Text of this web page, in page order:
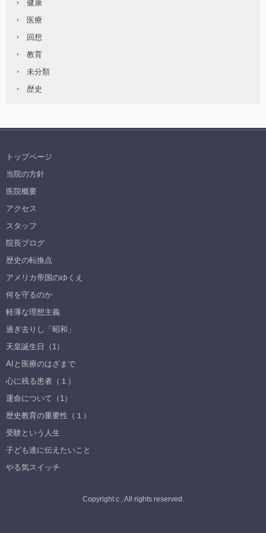
健康
医療
回想
教育
未分類
歴史
トップページ
当院の方針
医院概要
アクセス
スタッフ
院長ブログ
歴史の転換点
アメリカ帝国のゆくえ
何を守るのか
軽薄な理想主義
過ぎ去りし「昭和」
天皇誕生日（1）
AIと医療のはざまで
心に残る患者（１）
運命について（1）
歴史教育の重要性（１）
受験という人生
子ども達に伝えたいこと
やる気スイッチ
Copyright c , All rights reserved.